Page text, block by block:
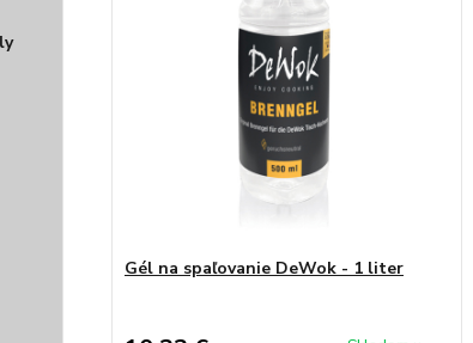
Gél na spaľovanie DeWok - 1 liter